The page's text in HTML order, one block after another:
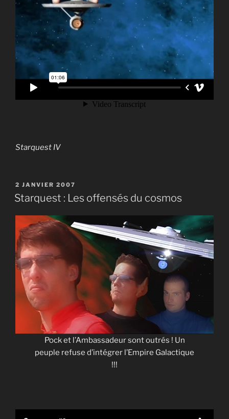
Starquest IV
PUBLIÉ
LE
2 JANVIER 2007
Starquest : Les offensés du cosmos
Pock et l’Ambassadeur sont outrés ! Un
peuple refuse d’intégrer l’Empire Galactique
!!!